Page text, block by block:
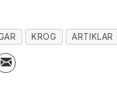
KROG ARTIKLAR